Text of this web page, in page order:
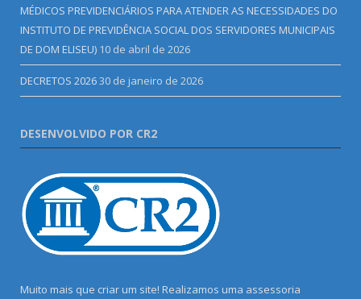
MÉDICOS PREVIDENCIÁRIOS PARA ATENDER AS NECESSIDADES DO
INSTITUTO DE PREVIDÊNCIA SOCIAL DOS SERVIDORES MUNICIPAIS
DE DOM ELISEU) 10 de abril de 2026
DECRETOS 202630 de janeiro de 2026
DESENVOLVIDO POR CR2
Muito mais que criar um site! Realizamos uma assessoria